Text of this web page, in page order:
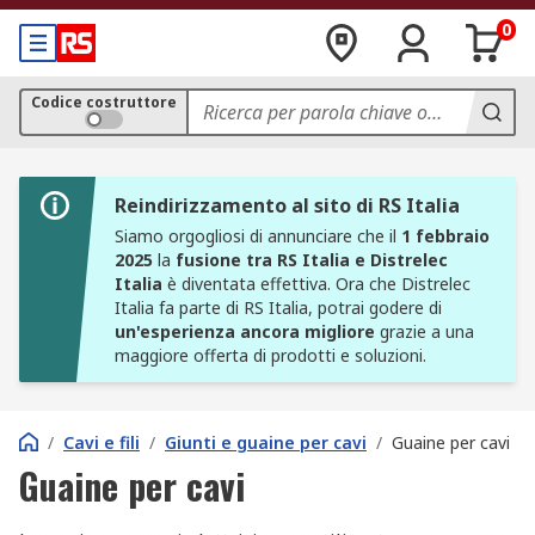
0
Codice costruttore
Reindirizzamento al sito di RS Italia
Siamo orgogliosi di annunciare che il 1 febbraio
2025 la fusione tra RS Italia e Distrelec
Italia è diventata effettiva. Ora che Distrelec
Italia fa parte di RS Italia, potrai godere di
un'esperienza ancora migliore grazie a una
maggiore offerta di prodotti e soluzioni.
/ Cavi e fili / Giunti e guaine per cavi / Guaine per cavi
Guaine per cavi